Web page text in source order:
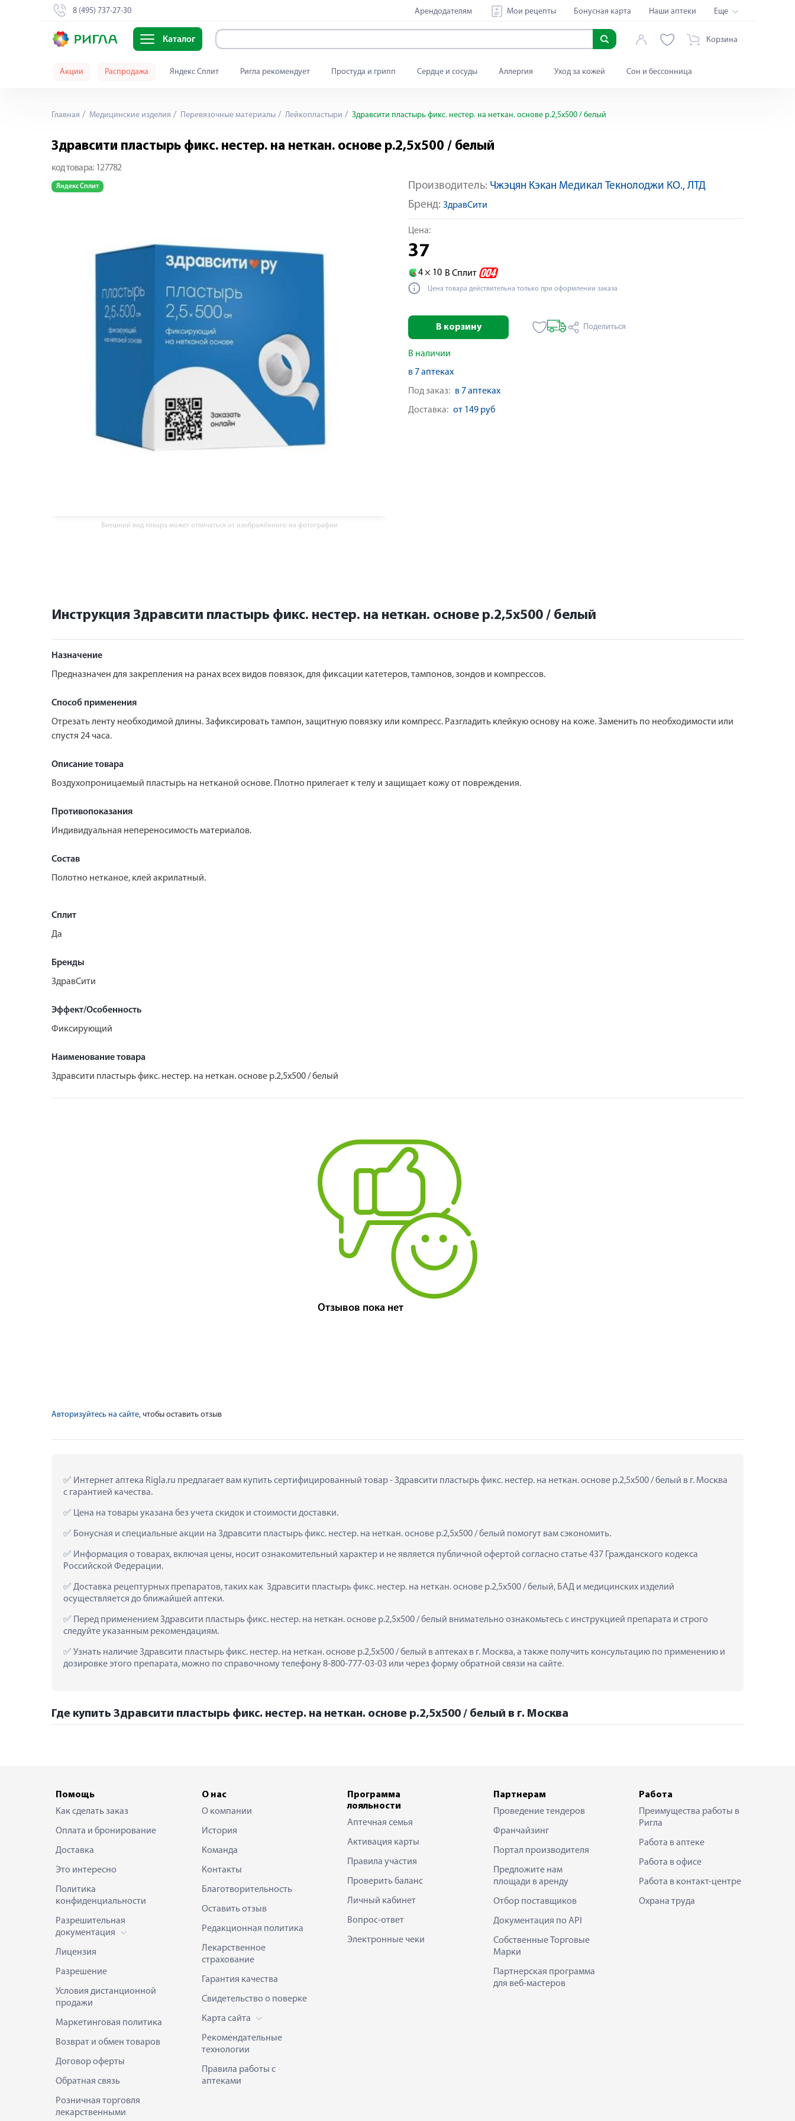
8 (495) 737-27-30 Арендодателям Мои рецепты Бонусная карта Наши аптеки Еще
Каталог Корзина
Акции Распродажа Яндекс Сплит Ригла рекомендует Простуда и грипп Сердце и сосуды Аллергия Уход за кожей Сон и бессонница
Главная Медицинские изделия Перевязочные материалы Лейкопластыри Здравсити пластырь фикс. нестер. на неткан. основе р.2,5х500 / белый
Здравсити пластырь фикс. нестер. на неткан. основе р.2,5х500 / белый
код товара: 127782
Яндекс Сплит
Внешний вид товара может отличаться от изображённого на фотографии
Производитель: Чжэцян Кэкан Медикал Текнолоджи КО., ЛТД
Бренд: ЗдравСити
Цена:
37
4 × 10 В Сплит
Цена товара действительна только при оформлении заказа
В корзину Поделиться
В наличии
в 7 аптеках
Под заказ: в 7 аптеках
Доставка: от 149 руб
Инструкция Здравсити пластырь фикс. нестер. на неткан. основе р.2,5х500 / белый
Назначение
Предназначен для закрепления на ранах всех видов повязок, для фиксации катетеров, тампонов, зондов и компрессов.
Способ применения
Отрезать ленту необходимой длины. Зафиксировать тампон, защитную повязку или компресс. Разгладить клейкую основу на коже. Заменить по необходимости или
спустя 24 часа.
Описание товара
Воздухопроницаемый пластырь на нетканой основе. Плотно прилегает к телу и защищает кожу от повреждения.
Противопоказания
Индивидуальная непереносимость материалов.
Состав
Полотно нетканое, клей акрилатный.
Сплит
Да
Бренды
ЗдравСити
Эффект/Особенность
Фиксирующий
Наименование товара
Здравсити пластырь фикс. нестер. на неткан. основе р.2,5х500 / белый
Отзывов пока нет
Авторизуйтесь на сайте, чтобы оставить отзыв
Интернет аптека Rigla.ru предлагает вам купить сертифицированный товар - Здравсити пластырь фикс. нестер. на неткан. основе р.2,5х500 / белый в г. Москва
с гарантией качества.
Цена на товары указана без учета скидок и стоимости доставки.
Бонусная и специальные акции на Здравсити пластырь фикс. нестер. на неткан. основе р.2,5х500 / белый помогут вам сэкономить.
Информация о товарах, включая цены, носит ознакомительный характер и не является публичной офертой согласно статье 437 Гражданского кодекса
Российской Федерации.
Доставка рецептурных препаратов, таких как  Здравсити пластырь фикс. нестер. на неткан. основе р.2,5х500 / белый, БАД и медицинских изделий
осуществляется до ближайшей аптеки.
Перед применением Здравсити пластырь фикс. нестер. на неткан. основе р.2,5х500 / белый внимательно ознакомьтесь с инструкцией препарата и строго
следуйте указанным рекомендациям.
Узнать наличие Здравсити пластырь фикс. нестер. на неткан. основе р.2,5х500 / белый в аптеках в г. Москва, а также получить консультацию по применению и
дозировке этого препарата, можно по справочному телефону 8-800-777-03-03 или через форму обратной связи на сайте.
Где купить Здравсити пластырь фикс. нестер. на неткан. основе р.2,5х500 / белый в г. Москва
Помощь
Как сделать заказ
Оплата и бронирование
Доставка
Это интересно
Политика
конфиденциальности
Разрешительная
документация
Лицензия
Разрешение
Условия дистанционной
продажи
Маркетинговая политика
Возврат и обмен товаров
Договор оферты
Обратная связь
Розничная торговля
лекарственными
О нас
О компании
История
Команда
Контакты
Благотворительность
Оставить отзыв
Редакционная политика
Лекарственное
страхование
Гарантия качества
Свидетельство о поверке
Карта сайта
Рекомендательные
технологии
Правила работы с
аптеками
Программа
лояльности
Аптечная семья
Активация карты
Правила участия
Проверить баланс
Личный кабинет
Вопрос-ответ
Электронные чеки
Партнерам
Проведение тендеров
Франчайзинг
Портал производителя
Предложите нам
площади в аренду
Отбор поставщиков
Документация по API
Собственные Торговые
Марки
Партнерская программа
для веб-мастеров
Работа
Преимущества работы в
Ригла
Работа в аптеке
Работа в офисе
Работа в контакт-центре
Охрана труда